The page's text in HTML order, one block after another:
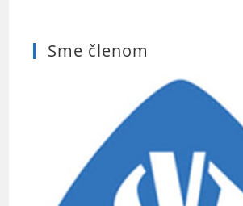
Sme členom